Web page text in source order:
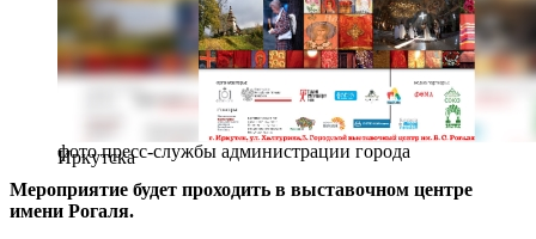
фото пресс-службы администрации города
Иркутска
Мероприятие будет проходить в выставочном центре
имени Рогаля.